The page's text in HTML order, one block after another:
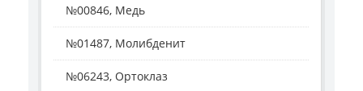
№00846, Медь
№01487, Молибденит
№06243, Ортоклаз